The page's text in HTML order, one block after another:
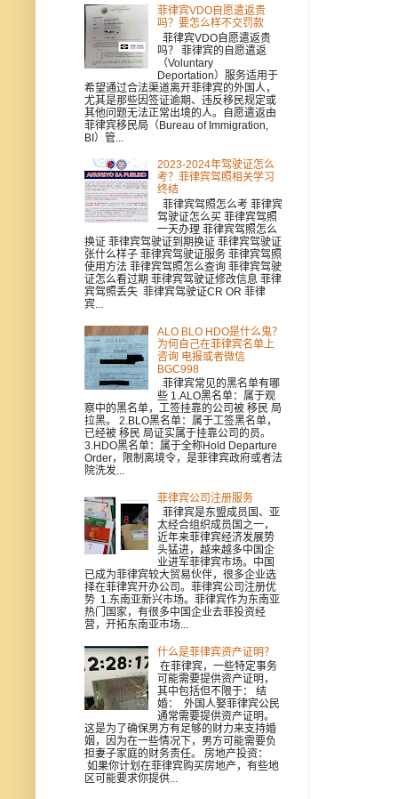
菲律宾VDO自愿遣返贵
吗？要怎么样不交罚款
菲律宾VDO自愿遣返贵
吗？ 菲律宾的自愿遣返
（Voluntary
Deportation）服务适用于
希望通过合法渠道离开菲律宾的外国人，
尤其是那些因签证逾期、违反移民规定或
其他问题无法正常出境的人。自愿遣返由
菲律宾移民局（Bureau of Immigration,
BI）管...
2023-2024年驾驶证怎么
考？菲律宾驾照相关学习
终结
菲律宾驾照怎么考 菲律宾
驾驶证怎么买 菲律宾驾照
一天办理 菲律宾驾照怎么
换证 菲律宾驾驶证到期换证 菲律宾驾驶证
张什么样子 菲律宾驾驶证服务 菲律宾驾照
使用方法 菲律宾驾照怎么查询 菲律宾驾驶
证怎么看过期 菲律宾驾驶证修改信息 菲律
宾驾照丢失 菲律宾驾驶证CR OR 菲律
宾...
ALO BLO HDO是什么鬼？
为何自己在菲律宾名单上
咨询 电报或者微信
BGC998
菲律宾常见的黑名单有哪
些 1.ALO黑名单：属于观
察中的黑名单，工签挂靠的公司被 移民 局
拉黑。 2.BLO黑名单：属于工签黑名单，
已经被 移民 局证实属于挂靠公司的员。
3.HDO黑名单：属于全称Hold Departure
Order，限制离境令，是菲律宾政府或者法
院洗发...
菲律宾公司注册服务
菲律宾是东盟成员国、亚
太经合组织成员国之一，
近年来菲律宾经济发展势
头猛进，越来越多中国企
业进军菲律宾市场。中国
已成为菲律宾较大贸易伙伴，很多企业选
择在菲律宾开办公司。菲律宾公司注册优
势 1.东南亚新兴市场。菲律宾作为东南亚
热门国家，有很多中国企业去菲投资经
营，开拓东南亚市场...
什么是菲律宾资产证明？
在菲律宾，一些特定事务
可能需要提供资产证明，
其中包括但不限于： 结
婚： 外国人娶菲律宾公民
通常需要提供资产证明。
这是为了确保男方有足够的财力来支持婚
姻，因为在一些情况下，男方可能需要负
担妻子家庭的财务责任。 房地产投资：
如果你计划在菲律宾购买房地产，有些地
区可能要求你提供...